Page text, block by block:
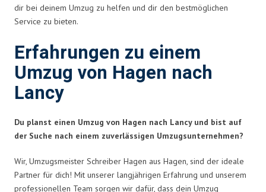
dir bei deinem Umzug zu helfen und dir den bestmöglichen
Service zu bieten.
Erfahrungen zu einem
Umzug von Hagen nach
Lancy
Du planst einen Umzug von Hagen nach Lancy und bist auf
der Suche nach einem zuverlässigen Umzugsunternehmen?
Wir, Umzugsmeister Schreiber Hagen aus Hagen, sind der ideale
Partner für dich! Mit unserer langjährigen Erfahrung und unserem
professionellen Team sorgen wir dafür, dass dein Umzug